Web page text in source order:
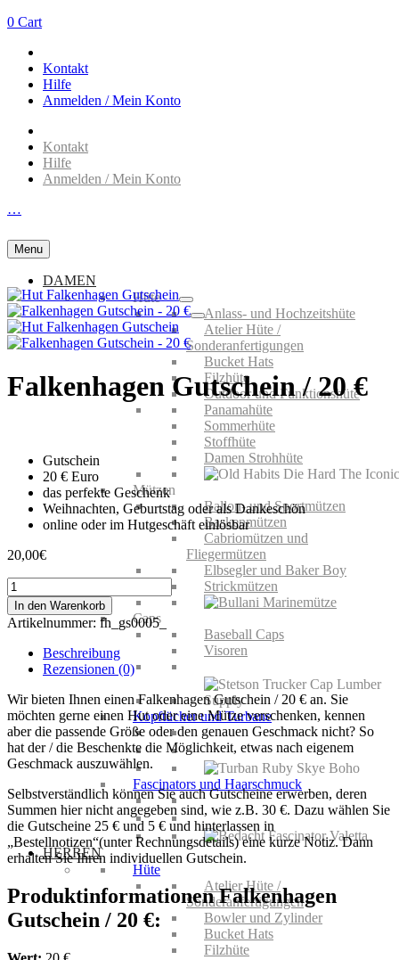
0 Cart
Kontakt
Hilfe
Anmelden / Mein Konto
Kontakt
Hilfe
Anmelden / Mein Konto
…
Menu
DAMEN
Hüte
Anlass- und Hochzeitshüte
Atelier Hüte /
Sonderanfertigungen
Bucket Hats
Filzhüte
Outdoor und Funktionshüte
Panamahüte
Sommerhüte
Stoffhüte
Damen Strohhüte
Mützen
Ballon- und Sportmützen
Baskenmützen
Cabriomützen und
Fliegermützen
Elbsegler und Baker Boy
Strickmützen
Caps
Baseball Caps
Visoren
Kopftücher und Turbane
Fascinators und Haarschmuck
HERREN
Hüte
Atelier Hüte /
Sonderanfertigungen
Bowler und Zylinder
Bucket Hats
Filzhüte
Falkenhagen Gutschein / 20 €
Gutschein
20 € Euro
das perfekte Geschenk
Weihnachten, Geburtstag oder als Dankeschön
online oder im Hutgeschäft einlösbar
20,00€
Falkenhagen
Gutschein
/
20
Menge
In den Warenkorb
Artikelnummer: fh_gs0005_
Beschreibung
Rezensionen (0)
Wir bieten Ihnen einen Falkenhagen Gutschein / 20 € an. Sie
möchten gerne einen Hut oder eine Mütze verschenken, kennen
aber die passende Größe oder den genauen Geschmack nicht? So
hat der / die Beschenkte die Möglichkeit, etwas nach eigenem
Geschmack auszuwählen.
Selbstverständlich können Sie auch Gutscheine erwerben, deren
Summen hier nicht angegeben sind, wie z.B. 30 €. Dazu wählen Sie
die Gutscheine 25 € und 5 € und hinterlassen in
„Bestellnotizen“(unter Rechnungsdetails) eine kurze Notiz. Dann
erhalten Sie Ihren individuellen Gutschein.
Produktinformationen Falkenhagen
Gutschein / 20 €: